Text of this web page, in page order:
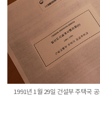
1991년 1월 29일 건설부 주택국